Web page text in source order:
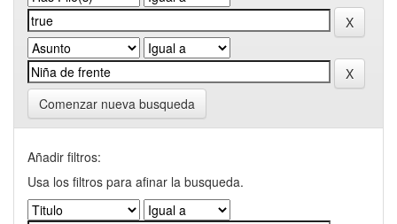
Comenzar nueva busqueda
Añadir filtros:
Usa los filtros para afinar la busqueda.